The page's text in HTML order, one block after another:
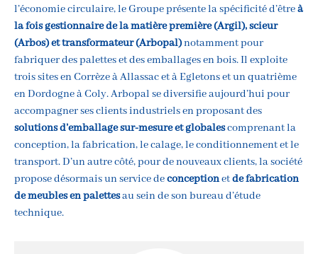
l’économie circulaire, le Groupe présente la spécificité d’êtreà
la fois gestionnaire de la matière première (Argil), scieur
(Arbos) et transformateur(Arbopal)notamment pour
fabriquer des palettes et des emballages en bois. Il exploite
trois sites en Corrèze à Allassac et à Egletons et un quatrième
en Dordogne à Coly. Arbopal se diversifie aujourd’hui pour
accompagner ses clients industriels en proposant des
solutions d’emballage sur-mesure et globalescomprenant la
conception, la fabrication, le calage, le conditionnement et le
transport. D’un autre côté, pour de nouveaux clients, la société
propose désormais un service deconceptionetde fabrication
de meubles en palettesau sein de son bureau d’étude
technique.